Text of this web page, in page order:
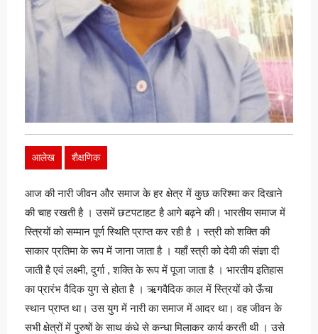
आलेख शैक्षणिक
आज की नारी जीवन और समाज के हर क्षेत्र में कुछ करिश्मा कर दिखाने
की चाह रखती है । उसमें छटपटाहट है आगे बढ़ने की। भारतीय समाज में
स्त्रियों को सम्मान पूर्ण स्थिति प्राप्त कर रही है । स्त्री को शक्ति की
साकार प्रतिमा के रूप में जाना जाता है । यहाँ स्त्री को देवी की संज्ञा दी
जाती है एवं लक्ष्मी, दुर्गा , शक्ति के रूप में पूजा जाता है । भारतीय इतिहास
का प्रारंभ वैदिक युग से होता है । ऋगवैदिक काल में स्त्रियों को ऊँचा
स्थान प्राप्त था। उस युग में नारी का समाज में आदर था। वह जीवन के
सभी क्षेत्रों में पुरुषों के साथ कंधे से कन्धा मिलाकर कार्य करती थी । उसे